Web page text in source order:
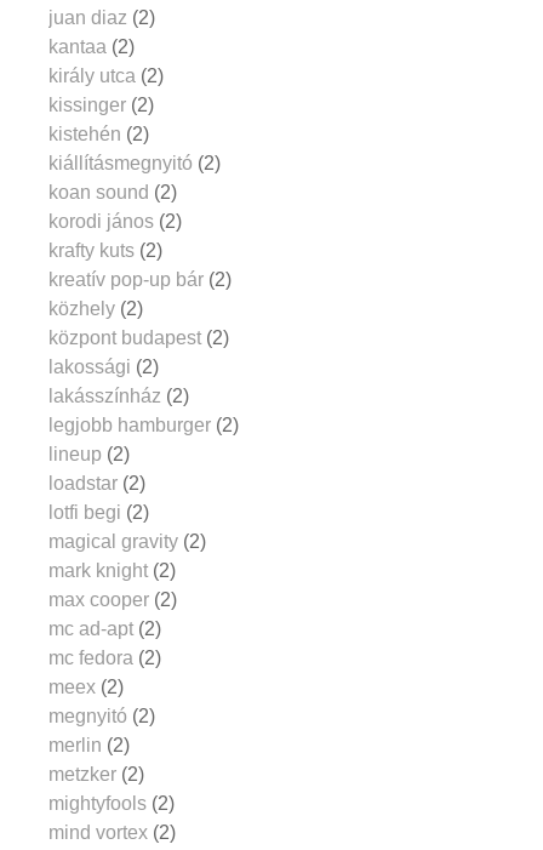
juan diaz (2)
kantaa (2)
király utca (2)
kissinger (2)
kistehén (2)
kiállításmegnyitó (2)
koan sound (2)
korodi jános (2)
krafty kuts (2)
kreatív pop-up bár (2)
közhely (2)
központ budapest (2)
lakossági (2)
lakásszínház (2)
legjobb hamburger (2)
lineup (2)
loadstar (2)
lotfi begi (2)
magical gravity (2)
mark knight (2)
max cooper (2)
mc ad-apt (2)
mc fedora (2)
meex (2)
megnyitó (2)
merlin (2)
metzker (2)
mightyfools (2)
mind vortex (2)